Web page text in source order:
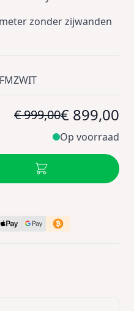
zonder zijwanden
€ 999,00€ 899,00
Op voorraad